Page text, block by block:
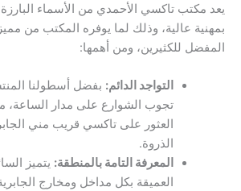
يعد مكتب تاكسي الأحمدي من الأسماء
بمهنية عالية، وذلك لما يوفره المكتب من
المفضل للكثيرين، ومن أهمها:
التواجد الدائم: بفضل أسطولنا
تجوب الشوارع على مدار الساعة،
العثور على تاكسي قريب مني
الذروة.
المعرفة التامة بالمنطقة: يتميز
العميقة بكل مداخل ومخارج